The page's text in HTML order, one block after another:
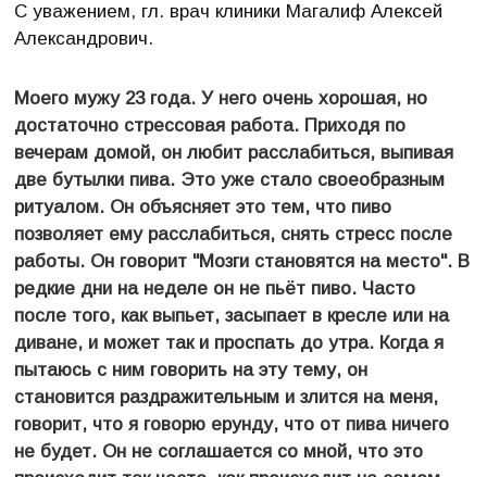
С уважением, гл. врач клиники Магалиф Алексей
Александрович.
Моего мужу 23 года. У него очень хорошая, но
достаточно стрессовая работа. Приходя по
вечерам домой, он любит расслабиться, выпивая
две бутылки пива. Это уже стало своеобразным
ритуалом. Он объясняет это тем, что пиво
позволяет ему расслабиться, снять стресс после
работы. Он говорит "Мозги становятся на место". В
редкие дни на неделе он не пьёт пиво. Часто
после того, как выпьет, засыпает в кресле или на
диване, и может так и проспать до утра. Когда я
пытаюсь с ним говорить на эту тему, он
становится раздражительным и злится на меня,
говорит, что я говорю ерунду, что от пива ничего
не будет. Он не соглашается со мной, что это